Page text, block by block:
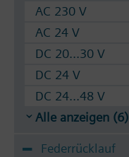
AC 230 V
AC 24 V
DC 20...30 V
DC 24 V
DC 24...48 V
Alle anzeigen (6)
Federrücklauf